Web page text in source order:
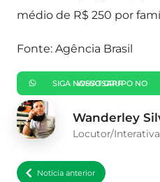
médio de R$ 250 por
Fonte: Agência Brasil
SIGA NOSSO GRUPO NO WHATSAPP
Wanderley
Locutor/
Notícia anterior